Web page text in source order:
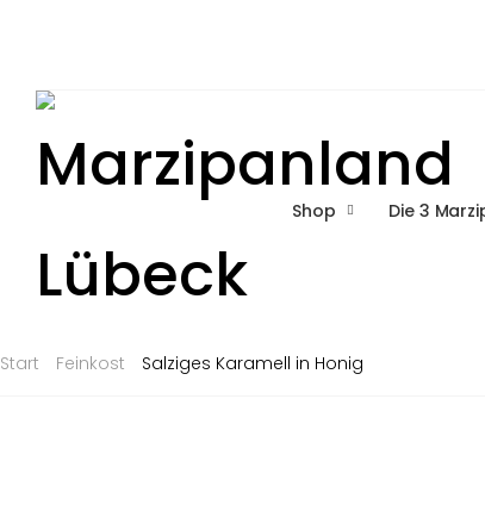
Shop Die 3
Start Feinkost Salziges Karamell in Honig